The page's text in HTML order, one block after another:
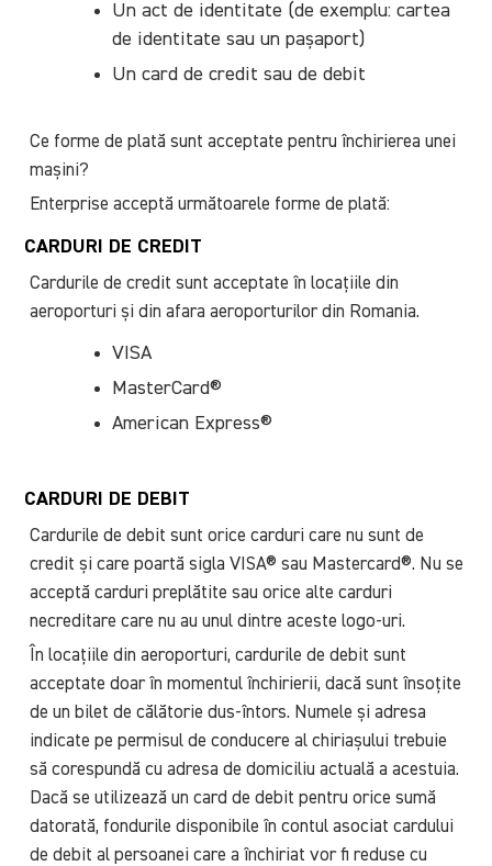
Un act de identitate (de exemplu: cartea
de identitate sau un pașaport)
Un card de credit sau de debit
Ce forme de plată sunt acceptate pentru închirierea unei
mașini?
Enterprise acceptă următoarele forme de plată:
CARDURI DE CREDIT
Cardurile de credit sunt acceptate în locațiile din
aeroporturi și din afara aeroporturilor din Romania.
VISA
MasterCard®
American Express®
CARDURI DE DEBIT
Cardurile de debit sunt orice carduri care nu sunt de
credit și care poartă sigla VISA® sau Mastercard®. Nu se
acceptă carduri preplătite sau orice alte carduri
necreditare care nu au unul dintre aceste logo-uri.
În locațiile din aeroporturi, cardurile de debit sunt
acceptate doar în momentul închirierii, dacă sunt însoțite
de un bilet de călătorie dus-întors. Numele și adresa
indicate pe permisul de conducere al chiriașului trebuie
să corespundă cu adresa de domiciliu actuală a acestuia.
Dacă se utilizează un card de debit pentru orice sumă
datorată, fondurile disponibile în contul asociat cardului
de debit al persoanei care a închiriat vor fi reduse cu